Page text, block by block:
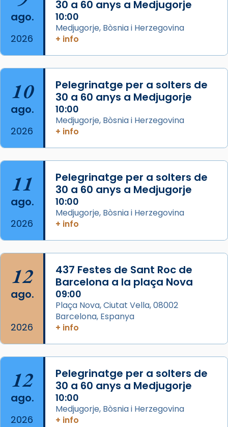
2 weeks ago
Aquest dilluns, 27 de juliol, ha tingut lloc la
missa d’acció de gràcies en agraïment al
comitè organitzador de la visita apostòlica
del Sant Pare Lleó XIV a Barcelona, i als
col·laboradors, a la Catedral de Barcelona.
L’arquebisbe de Barcelona, el cardenal Joan
Josep Omella, ha presidit la missa i l’ha
concelebrat el bisbe auxiliar de Barcelona,
Mons. David Abadías.
📸 Dr. G. Simón
Foto
View on Facebook · Share
Arquebisbat de Barcelona
2 weeks ago
Acompanyant la història de sant Cugat, a
partir de l’Edat Mitjana sorgeix la tradició
que les santes Juliana (“relatiu a Júlia”) i
Semproniana (“relatiu a Semprònia =
eterna”) són deixebles seves. I l’any 1667, el
frare Joan Gaspar Roig, afirma en una obra
que les santes són filles de l’antiga Iluro.
Mataró en reivindicarà les relíq
Foto
View on Facebook ·
ago.
2026
30 a 60 anys a Medjugorje
10:00
Medjugorje, Bòsnia i Herzegovina
+ info
10
ago.
2026
Pelegrinatge per a solters de
30 a 60 anys a Medjugorje
10:00
Medjugorje, Bòsnia i Herzegovina
+ info
11
ago.
2026
Pelegrinatge per a solters de
30 a 60 anys a Medjugorje
10:00
Medjugorje, Bòsnia i Herzegovina
+ info
12
ago.
2026
437 Festes de Sant Roc de
Barcelona a la plaça Nova
09:00
Plaça Nova, Ciutat Vella, 08002
Barcelona, Espanya
+ info
12
ago.
2026
Pelegrinatge per a solters de
30 a 60 anys a Medjugorje
10:00
Medjugorje, Bòsnia i Herzegovina
+ info